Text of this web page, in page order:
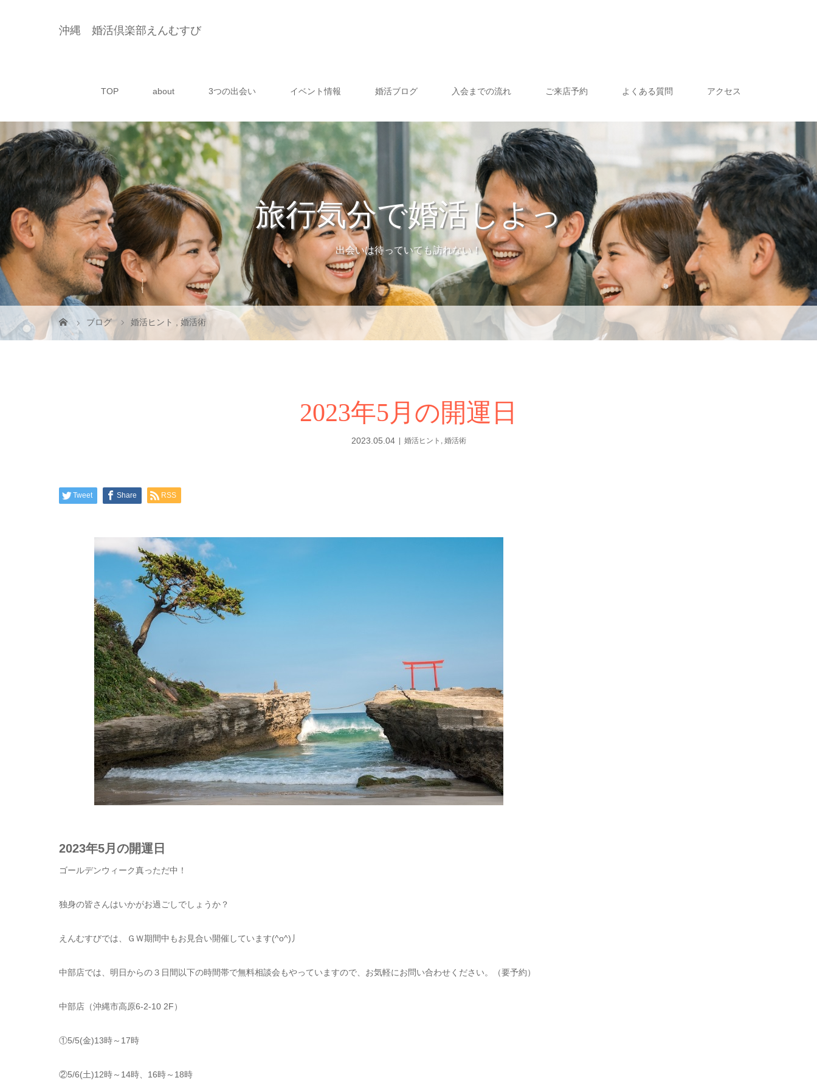
沖縄 婚活倶楽部えんむすび
TOP about 3つの出会い イベント情報 婚活ブログ 入会までの流れ ご来店予約 よくある質問 アクセス
旅行気分で婚活しよっ
出会いは待っていても訪れない！
ブログ 婚活ヒント 婚活術
2023年5月の開運日
2023.05.04 婚活ヒント , 婚活術
Tweet Share RSS
2023年5月の開運日
ゴールデンウィーク真っただ中！
独身の皆さんはいかがお過ごしでしょうか？
えんむすびでは、ＧＷ期間中もお見合い開催しています(^o^)丿
中部店では、明日からの３日間以下の時間帯で無料相談会もやっていますので、お気軽にお問い合わせください。（要予約）
中部店（沖縄市高原6-2-10 2F）
①5/5(金)13時～17時
②5/6(土)12時～14時、16時～18時